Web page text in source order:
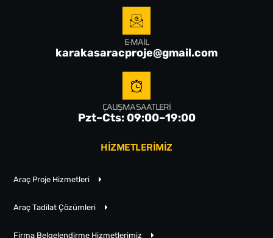
E-MAIL
karakasaracproje@gmail.com
ÇALIŞMA SAATLERI
Pzt–Cts: 09:00–19:00
HİZMETLERİMİZ
Araç Proje Hizmetleri
Araç Tadilat Çözümleri
Firma Belgelendirme Hizmetlerimiz